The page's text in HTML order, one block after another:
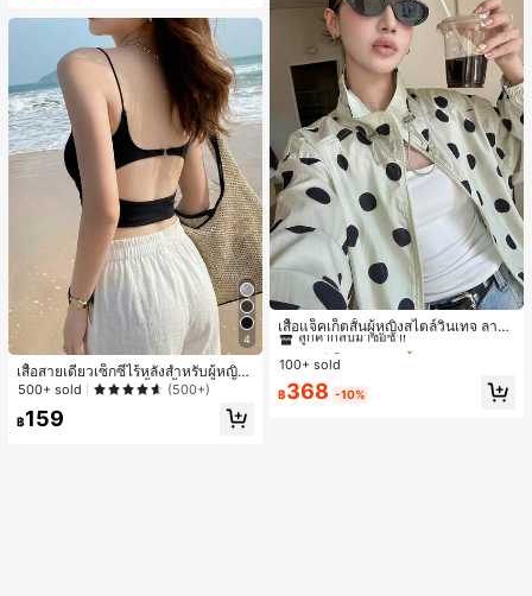
เกือบหมดแล้ว!
4
เสื้อสายเดี่ยวเซ็กซี่ไร้หลังสำหรับผู้หญิง
พร้อมบราแบบมีฟองน้ำ, เสื้อกล้ามแขน
500+ sold (500+)
฿159
เสื้อแจ็คเก็ตสั้นผู้หญิงสไตล์วินเทจ ลายจุ
ดขนาดใหญ่ คอตั้ง เอวเข้ารูป แขนพอง
ทรงหลวม แฟชั่นอเนกประสงค์ สำหรับใ
ส่ประจำวันและไปเที่ยวพักผ่อน
#1 ขายดี
ใน กระเป๋า เสื้อคลุมลำลอง
ลูกค้ากลับมาซื้อซ้ำ!
#1 ขายดี ใน กระเป๋า เสื้อคลุมลำลอง
ลูกค้ากลับมาซื้อซ้ำ!
#1 ขายดี ใน กระเป๋า เสื้อคลุมลำลอง
ลูกค้ากลับมาซื้อซ้ำ!
#1 ขายดี
ใน กระเป๋า เสื้อคลุมลำลอง
100+ sold
฿368 -10%